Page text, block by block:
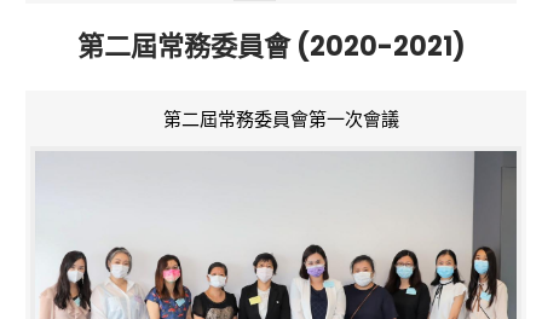
第二屆常務委員會 (2020-2021)
第二屆常務委員會第一次會議